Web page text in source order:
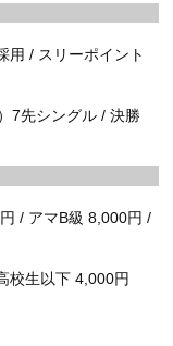
用 / スリーポイント
7先シングル / 決勝
/ アマB級 8,000円 /
生以下 4,000円